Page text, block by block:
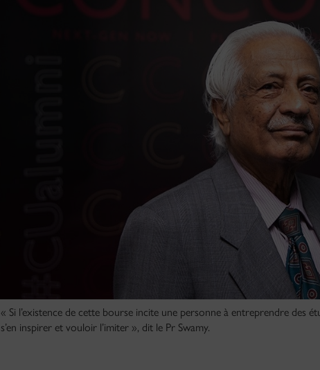
« Si l’existence de cette bourse incite une personne à entreprendre des
s’en inspirer et vouloir l’imiter », dit le Pr Swamy.